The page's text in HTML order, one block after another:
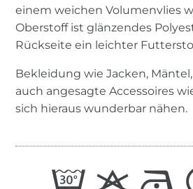
einem weichen Volumenvlies
Oberstoff ist glänzendes
Rückseite ein leichter
Bekleidung wie Jacken,
auch angesagte Accessoires
sich hieraus wunderbar nähen.